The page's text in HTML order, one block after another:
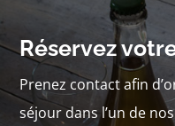
Réservez
Prenez contact afin
séjour dans l’un de